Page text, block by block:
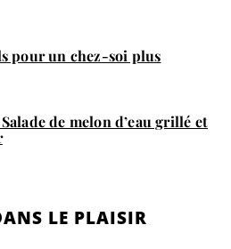
pour un chez-soi plus
de melon d’eau grillé et
LE PLAISIR